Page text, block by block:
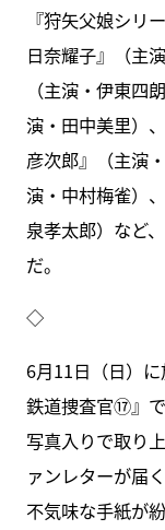
『狩矢父娘シリ
日奈耀子』（主
（主演・伊東四
演・田中美里）
彦次郎』（主演
演・中村梅雀）
泉孝太郎）など
だ。
◇
6月11日（日）
鉄道捜査官⑰』
写真入りで取り
ァンレターが届
不気味な手紙が